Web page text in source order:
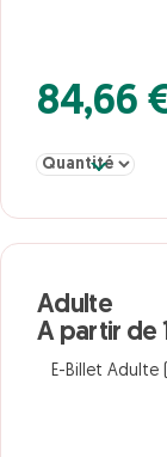
84,66
Sélectionner la
Adulte
A partir de
E-Billet Adulte